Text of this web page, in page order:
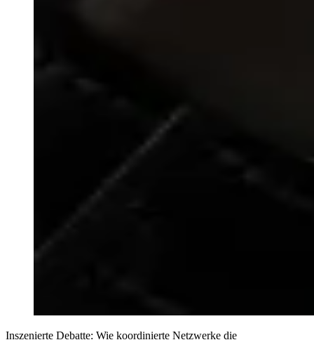
Inszenierte Debatte: Wie koordinierte Netzwerke die